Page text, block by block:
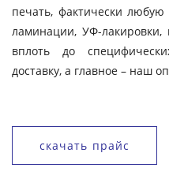
печать, фактически
ламинации, УФ-лакировки,
вплоть до
доставку, а главное – наш
скачать прайс